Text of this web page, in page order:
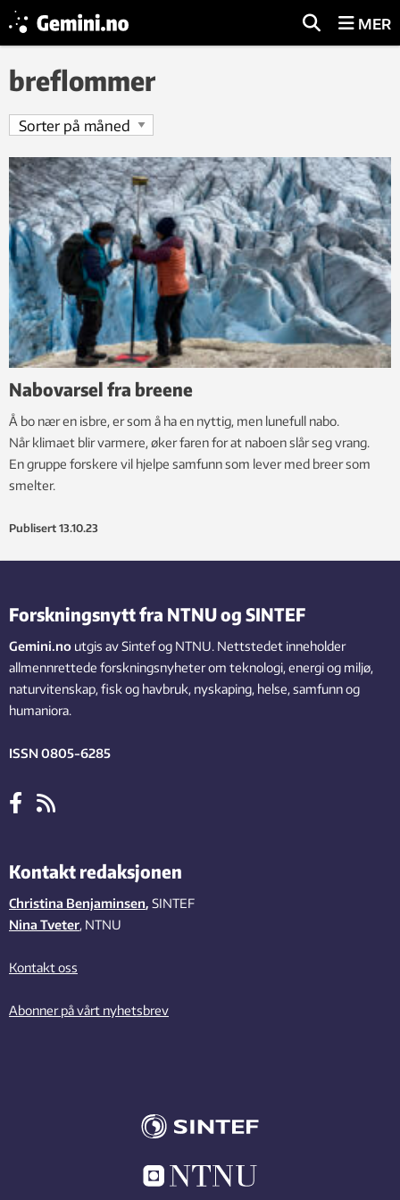
MER
breflommer
Nabovarsel fra breene
Å bo nær en isbre, er som å ha en nyttig, men lunefull nabo.
Når klimaet blir varmere, øker faren for at naboen slår seg vrang.
En gruppe forskere vil hjelpe samfunn som lever med breer som
smelter.
Publisert 13.10.23
Forskningsnytt fra NTNU og SINTEF
Gemini.no utgis av Sintef og NTNU. Nettstedet inneholder
allmennrettede forskningsnyheter om teknologi, energi og miljø,
naturvitenskap, fisk og havbruk, nyskaping, helse, samfunn og
humaniora.
ISSN 0805-6285
Kontakt redaksjonen
Christina Benjaminsen, SINTEF
Nina Tveter, NTNU
Kontakt oss
Abonner på vårt nyhetsbrev